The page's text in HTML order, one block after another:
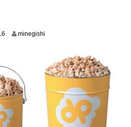
2
0
1
6
minegishi